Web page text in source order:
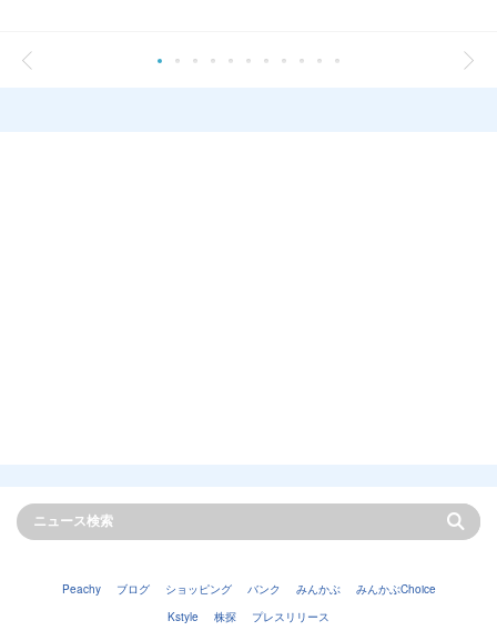
Peachy ブログ ショッピング バンク みんかぶ
みんかぶChoice
Kstyle
株探 プレスリリース